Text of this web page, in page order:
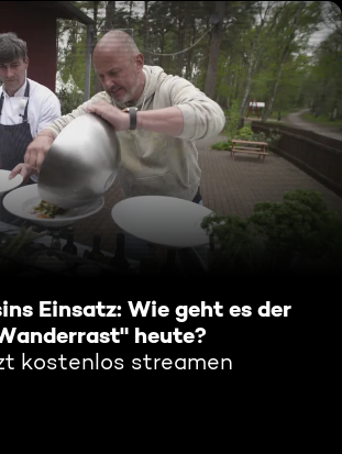
Einsatz: Wie geht es der
heute?
kostenlos streamen